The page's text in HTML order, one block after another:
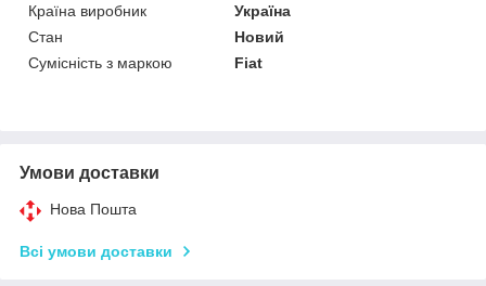
Країна виробник
Україна
Стан
Новий
Сумісність з маркою
Fiat
Умови доставки
Нова Пошта
Всі умови доставки